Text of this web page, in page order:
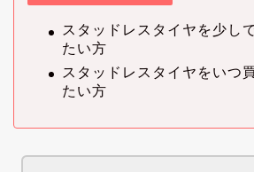
スタッドレスタイヤを少し
たい方
スタッドレスタイヤをいつ
たい方